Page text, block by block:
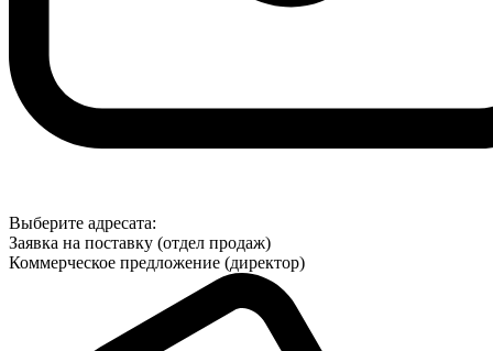
Выберите адресата:
Заявка на поставку (отдел продаж)
Коммерческое предложение (директор)